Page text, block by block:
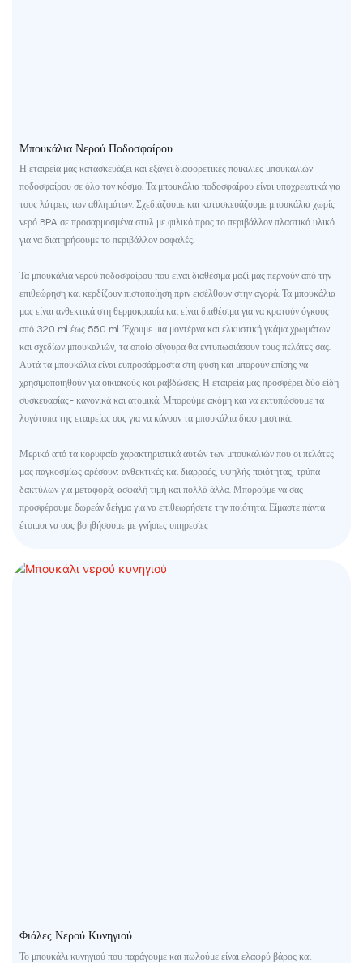
Μπουκάλια Νερού Ποδοσφαίρου
Η εταιρεία μας κατασκευάζει και εξάγει διαφορετικές ποικιλίες μπουκαλιών
ποδοσφαίρου σε όλο τον κόσμο. Τα μπουκάλια ποδοσφαίρου είναι υποχρεωτικά για
τους λάτρεις των αθλημάτων. Σχεδιάζουμε και κατασκευάζουμε μπουκάλια χωρίς
νερό BPA σε προσαρμοσμένα στυλ με φιλικό προς το περιβάλλον πλαστικό υλικό
για να διατηρήσουμε το περιβάλλον ασφαλές.
Τα μπουκάλια νερού ποδοσφαίρου που είναι διαθέσιμα μαζί μας περνούν από την
επιθεώρηση και κερδίζουν πιστοποίηση πριν εισέλθουν στην αγορά. Τα μπουκάλια
μας είναι ανθεκτικά στη θερμοκρασία και είναι διαθέσιμα για να κρατούν όγκους
από 320 ml έως 550 ml. Έχουμε μια μοντέρνα και ελκυστική γκάμα χρωμάτων
και σχεδίων μπουκαλιών, τα οποία σίγουρα θα εντυπωσιάσουν τους πελάτες σας.
Αυτά τα μπουκάλια είναι ευπροσάρμοστα στη φύση και μπορούν επίσης να
χρησιμοποιηθούν για οικιακούς και ραβδώσεις. Η εταιρεία μας προσφέρει δύο είδη
συσκευασίας- κανονικά και ατομικά. Μπορούμε ακόμη και να εκτυπώσουμε τα
λογότυπα της εταιρείας σας για να κάνουν τα μπουκάλια διαφημιστικά.
Μερικά από τα κορυφαία χαρακτηριστικά αυτών των μπουκαλιών που οι πελάτες
μας παγκοσμίως αρέσουν: ανθεκτικές και διαρροές, υψηλής ποιότητας, τρύπα
δακτύλων για μεταφορά, ασφαλή τιμή και πολλά άλλα. Μπορούμε να σας
προσφέρουμε δωρεάν δείγμα για να επιθεωρήσετε την ποιότητα. Είμαστε πάντα
έτοιμοι να σας βοηθήσουμε με γνήσιες υπηρεσίες
Φιάλες Νερού Κυνηγιού
Το μπουκάλι κυνηγιού που παράγουμε και πωλούμε είναι ελαφρύ βάρος και